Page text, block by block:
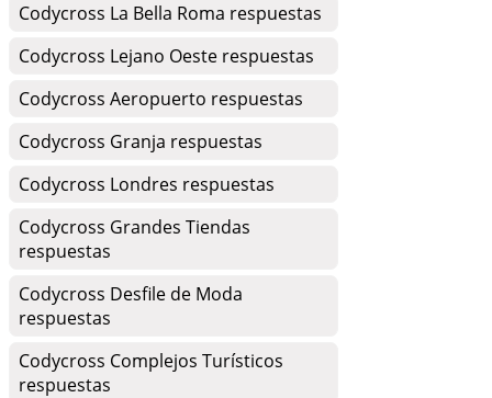
Codycross La Bella Roma respuestas
Codycross Lejano Oeste respuestas
Codycross Aeropuerto respuestas
Codycross Granja respuestas
Codycross Londres respuestas
Codycross Grandes Tiendas
respuestas
Codycross Desfile de Moda
respuestas
Codycross Complejos Turísticos
respuestas